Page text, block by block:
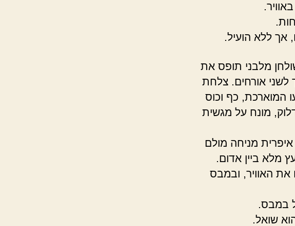
אך ללא הועיל.
מלבני תופס את
לשני אורחים. צלחת
המוארכת, כף וכוס
מונח על מגשית
מניחה מולם
מלא ביין אדום.
את האוויר, ובמבס
במבס.
שואל.